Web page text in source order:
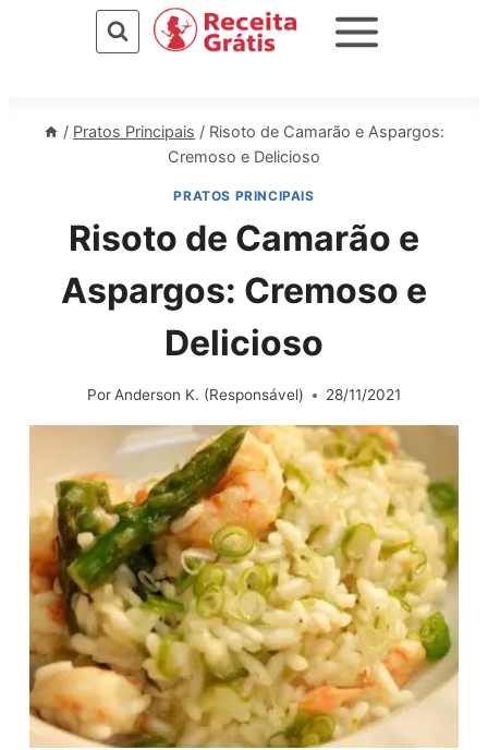
/ Pratos Principais / Risoto de Camarão e Aspargos:
Cremoso e Delicioso
PRATOS PRINCIPAIS
Risoto de Camarão e
Aspargos: Cremoso e
Delicioso
PorAnderson K. (Responsável) 28/11/2021